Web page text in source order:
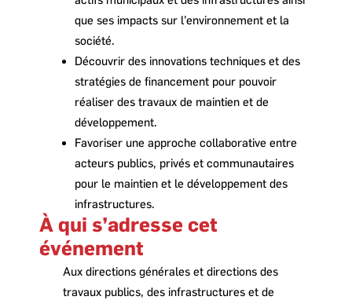
que ses impacts sur l’environnement et la
société.
Découvrir des innovations techniques et des
stratégies de financement pour pouvoir
réaliser des travaux de maintien et de
développement.
Favoriser une approche collaborative entre
acteurs publics, privés et communautaires
pour le maintien et le développement des
infrastructures.
À qui s’adresse cet
événement
Aux directions générales et directions des
travaux publics, des infrastructures et de